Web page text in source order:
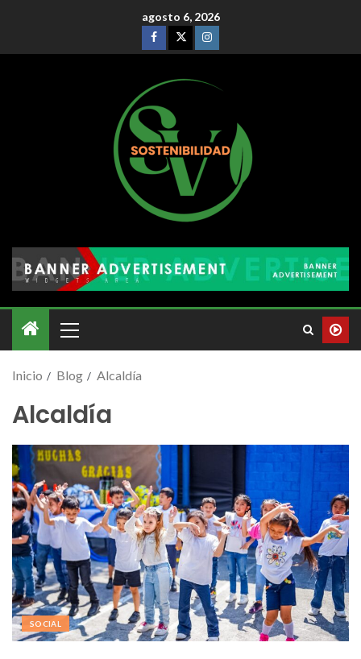
agosto 6, 2026
Inicio Blog Alcaldía
Alcaldía
SOCIAL